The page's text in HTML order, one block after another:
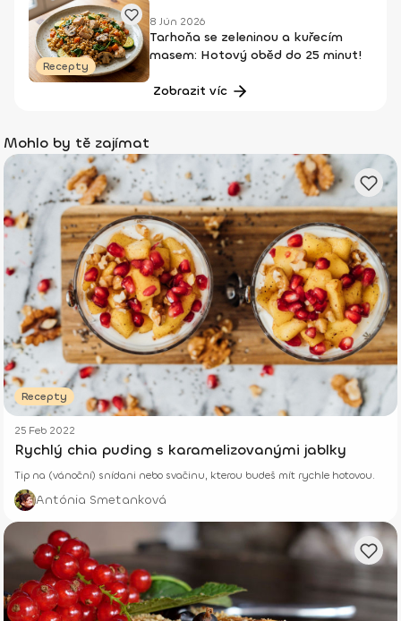
Recepty
8 Jún 2026
Tarhoňa se zeleninou a kuřecím
masem: Hotový oběd do 25 minut!
Zobrazit víc
Mohlo by tě zajímat
Recepty
25 Feb 2022
Rychlý chia puding s karamelizovanými jablky
Tip na (vánoční) snídani nebo svačinu, kterou budeš mít rychle hotovou.
Antónia Smetanková